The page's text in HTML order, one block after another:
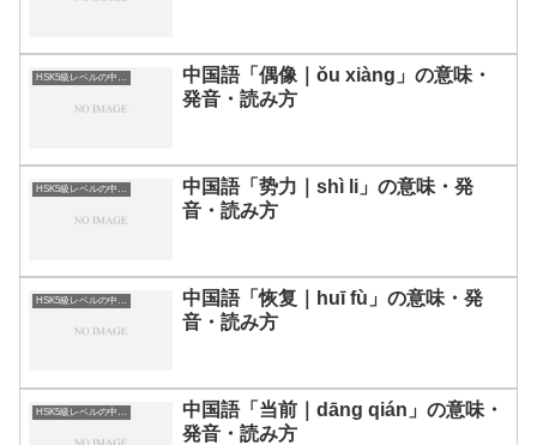
HSK5級レベルの中国語
中国語「偶像｜ǒu xiàng」の意味・
発音・読み方
HSK5級レベルの中国語
中国語「势力｜shì li」の意味・発
音・読み方
中国語「恢复｜huī fù」の意味・発
音・読み方
中国語「当前｜dāng qián」の意味・
発音・読み方